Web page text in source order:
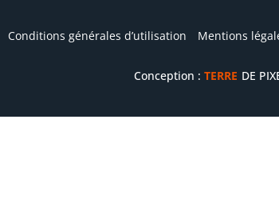
Conditions générales d’utilisation Mentions
Conception : TERRE DE